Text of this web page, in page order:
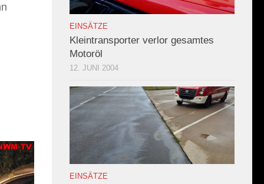
EINSÄTZE
Kleintransporter verlor gesamtes
Motoröl
12. JUNI 2004
EINSÄTZE